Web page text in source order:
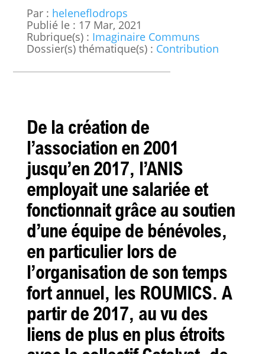
Par : heleneflodrops
Publié le : 17 Mar, 2021
Rubrique(s) : Imaginaire Communs
Dossier(s) thématique(s) : Contribution
De la création de
l’association en 2001
jusqu’en 2017, l’ANIS
employait une salariée et
fonctionnait grâce au soutien
d’une équipe de bénévoles,
en particulier lors de
l’organisation de son temps
fort annuel, les ROUMICS. A
partir de 2017, au vu des
liens de plus en plus étroits